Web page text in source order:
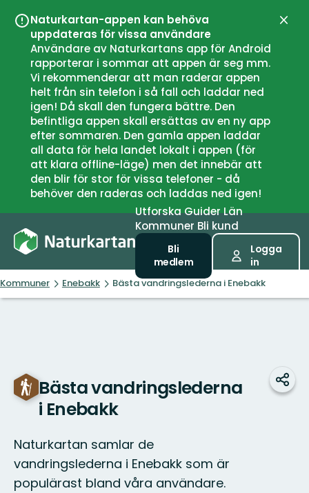
Naturkartan-appen kan behöva
uppdateras för vissa användare
Användare av Naturkartans app för Android
rapporterar i sommar att appen är seg mm.
Vi rekommenderar att man raderar appen
helt från sin telefon i så fall och laddar ned
igen! Då skall den fungera bättre. Den
befintliga appen skall ersättas av en ny app
efter sommaren. Den gamla appen laddar
all data för hela landet lokalt i appen (för
att klara offline-läge) men det innebär att
den blir för stor för vissa telefoner - då
behöver den raderas och laddas ned igen!
UtforskaGuiderLän
Kommuner Bli kund
Bli
medlem
Logga
in
Kommuner Enebakk Bästa vandringslederna i Enebakk
Bästa vandringslederna
i Enebakk
Naturkartan samlar de
vandringslederna i Enebakk som är
populärast bland våra användare.
Dela